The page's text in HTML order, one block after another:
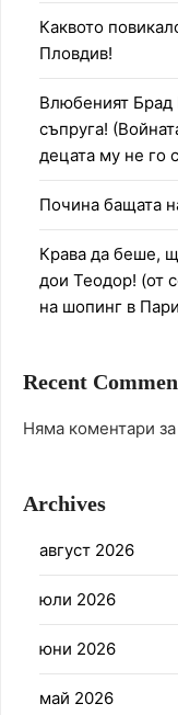
Каквото
Пловдив!
Влюбеният Брад
съпруга!
децата му не го
Почина бащата
Крава да беше,
дои Теодор! (от
на шопинг в
Recent
Няма коментари за
Archives
август 2026
юли 2026
юни 2026
май 2026